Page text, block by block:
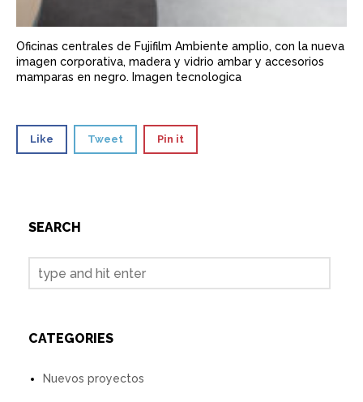
Oficinas centrales de Fujifilm Ambiente amplio, con la nueva
imagen corporativa, madera y vidrio ambar y accesorios
mamparas en negro. Imagen tecnologica
Like Tweet Pin it
SEARCH
CATEGORIES
Nuevos proyectos